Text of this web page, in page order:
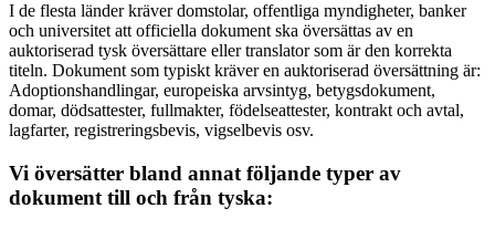
I de flesta länder kräver domstolar, offentliga myndigheter, banker
och universitet att officiella dokument ska översättas av en
auktoriserad tysk översättare eller translator som är den korrekta
titeln. Dokument som typiskt kräver en auktoriserad översättning är:
Adoptionshandlingar, europeiska arvsintyg, betygsdokument,
domar, dödsattester, fullmakter, födelseattester, kontrakt och avtal,
lagfarter, registreringsbevis, vigselbevis osv.
Vi översätter bland annat följande typer av
dokument till och från tyska: